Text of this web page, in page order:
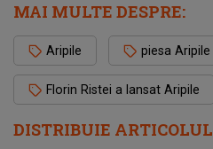
DISTRIBUIE ARTICOLUL
MAI MULTE DESPRE:
Aripile piesa Aripile
Florin Ristei a lansat Aripile